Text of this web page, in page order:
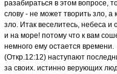
разабираться в этом вопросе,
слову - не может творить зло, а
зло. Итак веселитесь, небеса
и на море! потому что к вам
немного ему остается времени.
(Откр.12:12) наступают
за своих. истинно верующих